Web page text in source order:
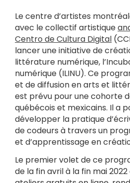
Le centre d’artistes
avec le collectif artistique
Centro de Cultura Digital
lancer une initiative de
littérature numérique,
numérique (ILINU). Ce
et de diffusion en arts et
est prévu pour une cohorte
québécois et mexicains. Il a
développer la pratique
de codeurs à travers un
et d’apprentissage en
Le premier volet de ce
de la fin avril à la fin mai